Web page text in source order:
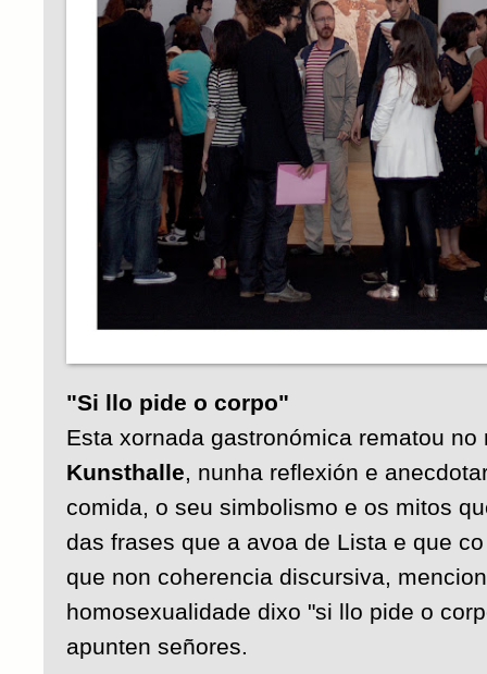
"Si llo pide o corpo"
Esta xornada gastronómica rematou
Kunsthalle, nunha reflexión e
comida, o seu simbolismo e os mitos
das frases que a avoa de Lista e que
que non coherencia discursiva,
homosexualidade dixo "si llo pide o
apunten señores.